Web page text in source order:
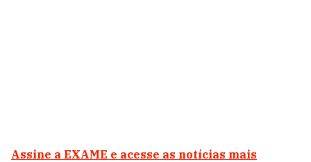
Assine a EXAME e acesse as notícias mais